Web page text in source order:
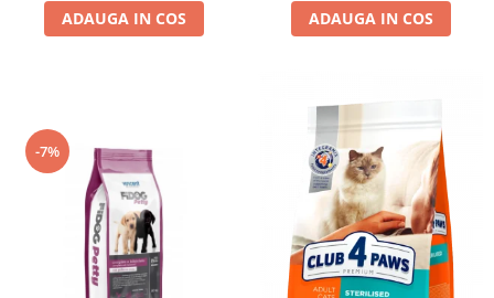
ADAUGA IN COS ADAUGA IN COS
-7%